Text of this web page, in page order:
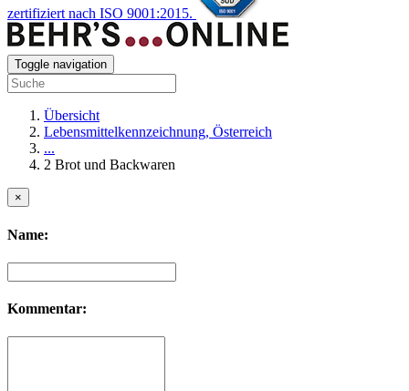
zertifiziert nach ISO 9001:2015.
Toggle navigation
Übersicht
Lebensmittelkennzeichnung, Österreich
...
2 Brot und Backwaren
×
Name:
Kommentar: